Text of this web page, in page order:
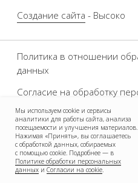
Мы используем cookie и сервисы
аналитики для работы сайта, анализа
посещаемости и улучшения материалов.
Нажимая «Принять», вы соглашаетесь
с обработкой данных, собираемых
с помощью cookie. Подробнее — в
Политике обработки персональных
данных и Согласии на cookie.